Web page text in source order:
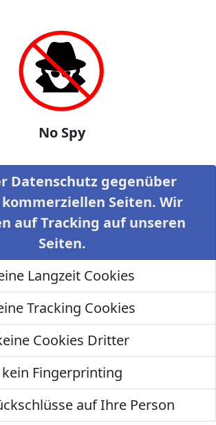
No Spy
Datenschutz gegenüber
Seiten. Wir
auf Tracking auf unseren
Seiten.
Langzeit Cookies
Tracking Cookies
Cookies Dritter
kein Fingerprinting
auf Ihre Person